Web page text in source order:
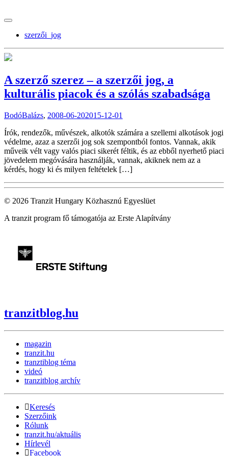
szerzői_jog
A szerző szerez – a szerzői jog, a
kulturális piacok és a szólás szabadsága
BodóBalázs, 2008-06-202015-12-01
Írók, rendezők, művészek, alkotók számára a szellemi alkotások jogi
védelme, azaz a szerzői jog sok szempontból fontos. Vannak, akik
műveik vélt vagy valós piaci sikerét féltik, és az ebből nyerhető piaci
jövedelem megóvására használják, vannak, akiknek nem az a
kérdés, hogy ki és milyen feltételek […]
© 2026 Tranzit Hungary Közhasznú Egyeslüet
A tranzit program fő támogatója az Erste Alapítvány
tranzitblog.hu
magazin
tranzit.hu
tranztiblog téma
videó
tranzitblog archív
Keresés
Szerzőink
Rólunk
tranzit.hu/aktuális
Hírlevél
Facebook